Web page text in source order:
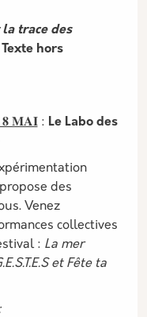
la trace des
hors
𝐌𝐀𝐈: Le Labo des
des
Venez
collectives
: La mer
et Fête ta